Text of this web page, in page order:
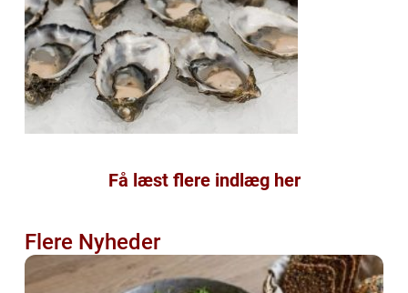
Få læst flere indlæg her
Flere Nyheder